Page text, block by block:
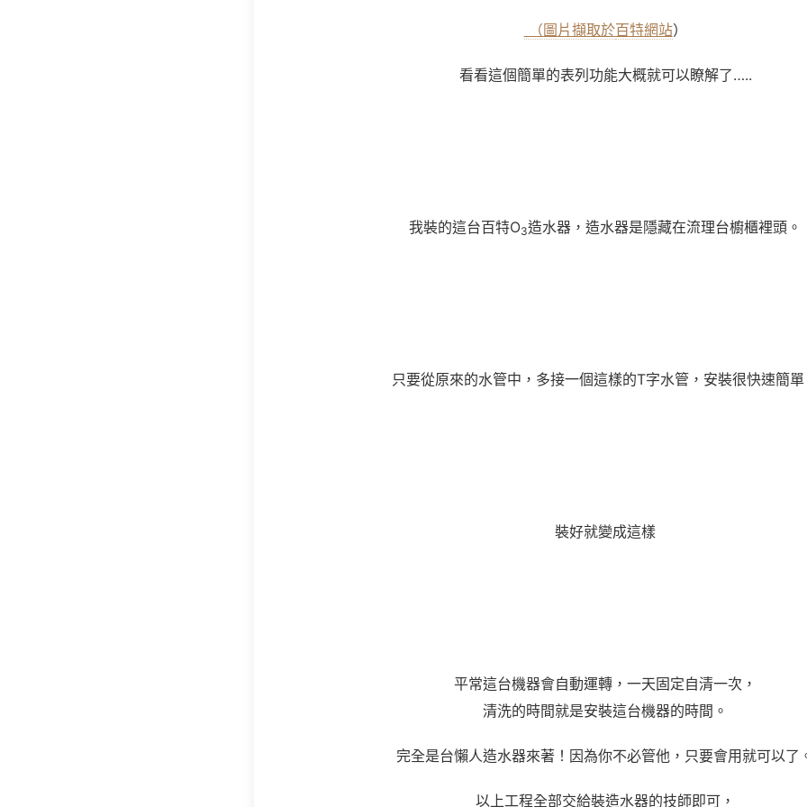
（圖片擷取於百特網站）
看看這個簡單的表列功能大概就可以瞭解了…..
我裝的這台百特O3造水器，造水器是隱藏在流理台櫥櫃裡頭。
只要從原來的水管中，多接一個這樣的T字水管，安裝很快速簡
裝好就變成這樣
平常這台機器會自動運轉，一天固定自清一次，
清洗的時間就是安裝這台機器的時間。
完全是台懶人造水器來著！因為你不必管他，只要會用就可以了
以上工程全部交給裝造水器的技師即可，